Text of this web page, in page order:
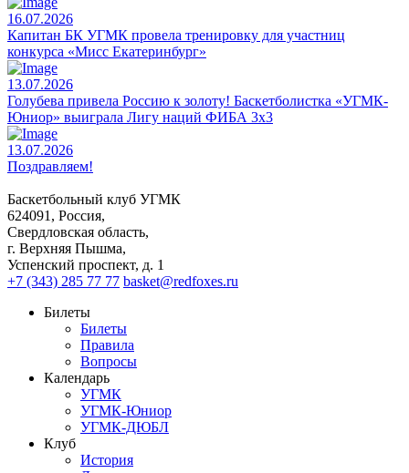
16.07.2026
Капитан БК УГМК провела тренировку для участниц
конкурса «Мисс Екатеринбург»
13.07.2026
Голубева привела Россию к золоту! Баскетболистка «УГМК-
Юниор» выиграла Лигу наций ФИБА 3х3
13.07.2026
Поздравляем!
Баскетбольный клуб УГМК
624091, Россия,
Свердловская область,
г. Верхняя Пышма,
Успенский проспект, д. 1
+7 (343) 285 77 77 basket@redfoxes.ru
Билеты
Билеты
Правила
Вопросы
Календарь
УГМК
УГМК-Юниор
УГМК-ДЮБЛ
Клуб
История